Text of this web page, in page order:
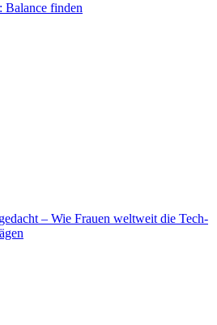
Balance finden
– Wie Frauen weltweit die Tech-